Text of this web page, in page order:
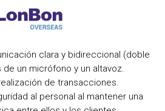
clara y bidireccional (doble
de un micrófono y un altavoz.
de transacciones.
al personal al mantener una